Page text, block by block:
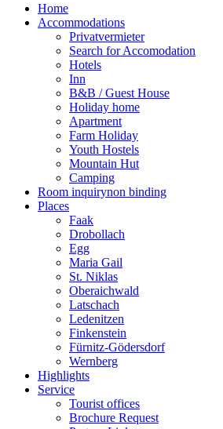
Home
Accommodations
Privatvermieter
Search for Accomodation
Hotels
Inn
B&B / Guest House
Holiday home
Apartment
Farm Holiday
Youth Hostels
Mountain Hut
Camping
Room inquirynon binding
Places
Faak
Drobollach
Egg
Maria Gail
St. Niklas
Oberaichwald
Latschach
Ledenitzen
Finkenstein
Fürnitz-Gödersdorf
Wernberg
Highlights
Service
Tourist offices
Brochure Request